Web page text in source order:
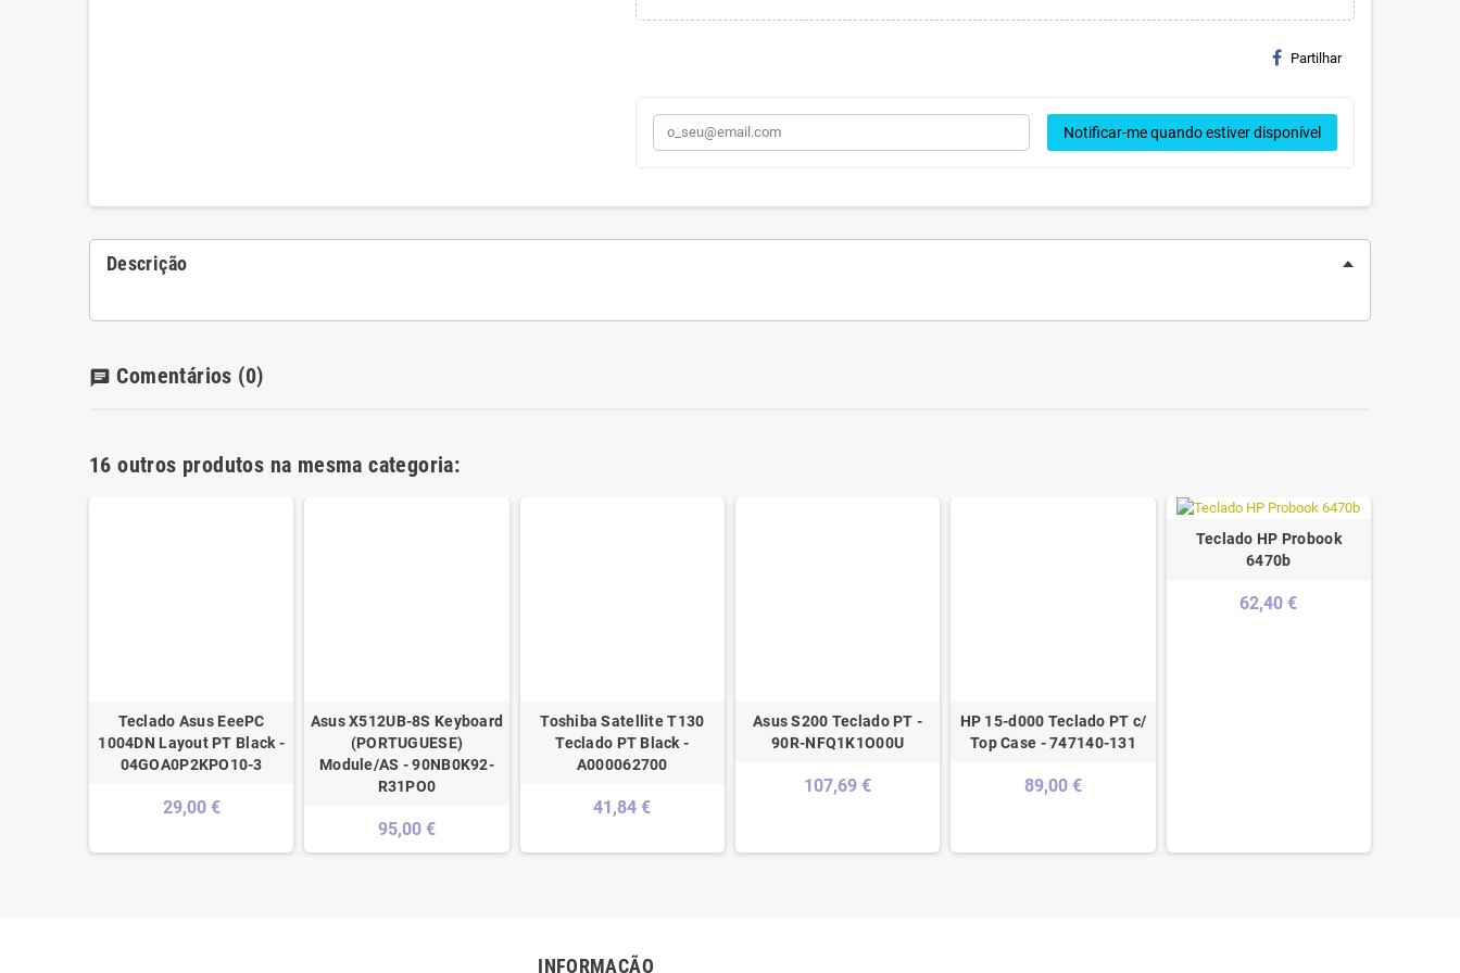
Partilhar
Notificar-me quando estiver disponível
Descrição
chat Comentários (0)
16 outros produtos na mesma categoria:
Teclado Asus EeePC
1004DN Layout PT Black -
04GOA0P2KPO10-3
29,00 €
Asus X512UB-8S Keyboard
(PORTUGUESE)
Module/AS - 90NB0K92-
R31PO0
95,00 €
Toshiba Satellite T130
Teclado PT Black -
A000062700
41,84 €
Asus S200 Teclado PT -
90R-NFQ1K1O00U
107,69 €
HP 15-d000 Teclado PT c/
Top Case - 747140-131
89,00 €
Teclado HP Probook
6470b
62,40 €
INFORMAÇÃO